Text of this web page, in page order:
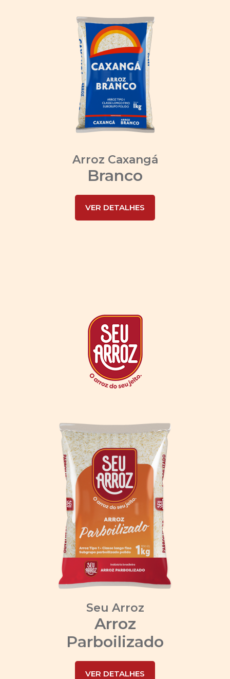
Arroz Caxangá
Branco
VER DETALHES
Seu Arroz
Arroz
Parboilizado
VER DETALHES